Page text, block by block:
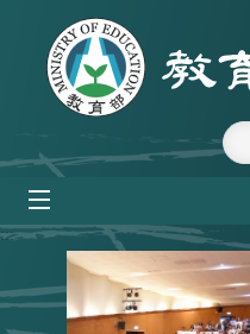
跳到主要內容區塊
:::